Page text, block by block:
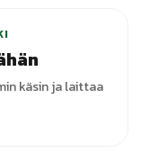
käsin ja laittaa